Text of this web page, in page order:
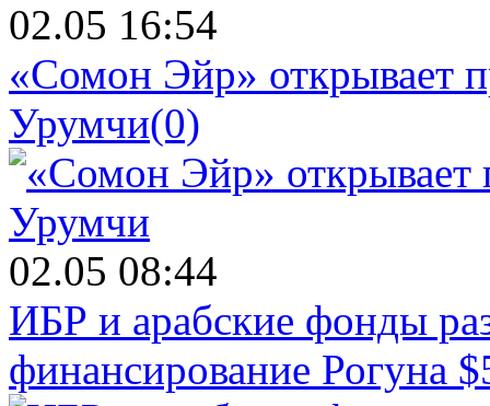
02.05 16:54
«Сомон Эйр» открывает
Урумчи(0)
02.05 08:44
ИБР и арабские фонды
финансирование Рогуна